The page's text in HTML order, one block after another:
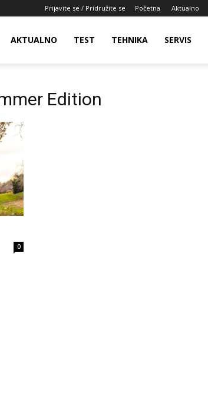
Prijavite se / Pridružite se Početna Aktualno
AKTUALNO TEST TEHNIKA SERVIS
Edition
0